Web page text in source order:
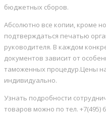
бюджетных сборов.
Абсолютно все копии, кроме
подтверждаться печатью
руководителя. В каждом
документов зависит от
таможенных процедур.Цены
индивидуально.
Узнать подробности
товаров можно по тел. +7(495)